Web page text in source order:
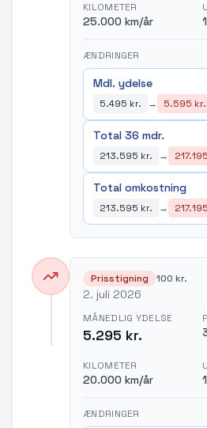
KILOMETER
25.000 km/år
ÆNDRINGER
Mdl. ydelse
5.495 kr. → 5.595 kr.
Total 36 mdr.
213.595 kr. →
Total omkostning
213.595 kr. →
Prisstigning 100 kr.
2. juli 2026
MÅNEDLIG YDELSE
5.295 kr.
KILOMETER
20.000 km/år
ÆNDRINGER